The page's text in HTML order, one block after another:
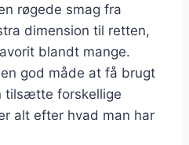
røgede smag fra
dimension til retten,
blandt mange.
god måde at få brugt
tilsætte forskellige
alt efter hvad man har